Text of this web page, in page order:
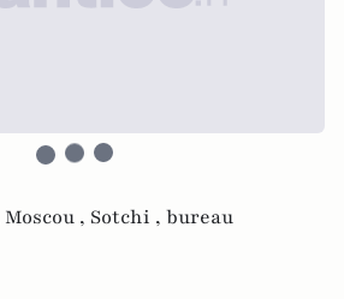
Moscou , Sotchi , bureau